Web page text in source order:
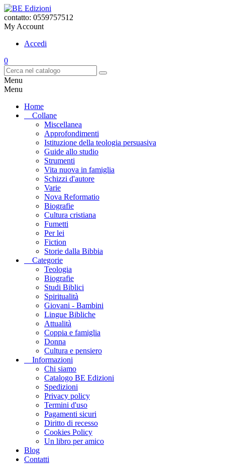
contatto: 0559757512
My Account
Accedi
0
Menu
Menu
Home
Collane
Miscellanea
Approfondimenti
Istituzione della teologia persuasiva
Guide allo studio
Strumenti
Vita nuova in famiglia
Schizzi d'autore
Varie
Nova Reformatio
Biografie
Cultura cristiana
Fumetti
Per lei
Fiction
Storie dalla Bibbia
Categorie
Teologia
Biografie
Studi Biblici
Spiritualità
Giovani - Bambini
Lingue Bibliche
Attualità
Coppia e famiglia
Donna
Cultura e pensiero
Informazioni
Chi siamo
Catalogo BE Edizioni
Spedizioni
Privacy policy
Termini d'uso
Pagamenti sicuri
Diritto di recesso
Cookies Policy
Un libro per amico
Blog
Contatti